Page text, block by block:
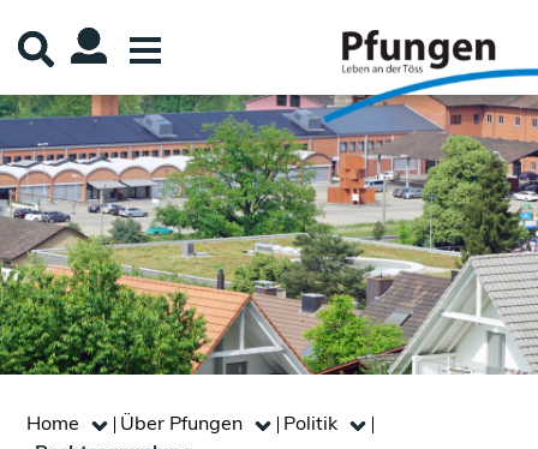
Kopfzeile
Inhalt
Home Über Pfungen
Politik